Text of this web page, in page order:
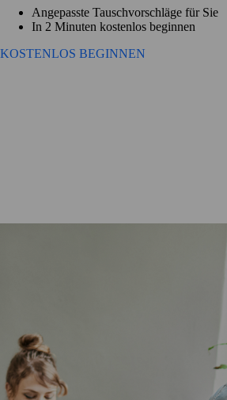
Angepasste Tauschvorschläge für Sie
In 2 Minuten kostenlos beginnen
KOSTENLOS BEGINNEN